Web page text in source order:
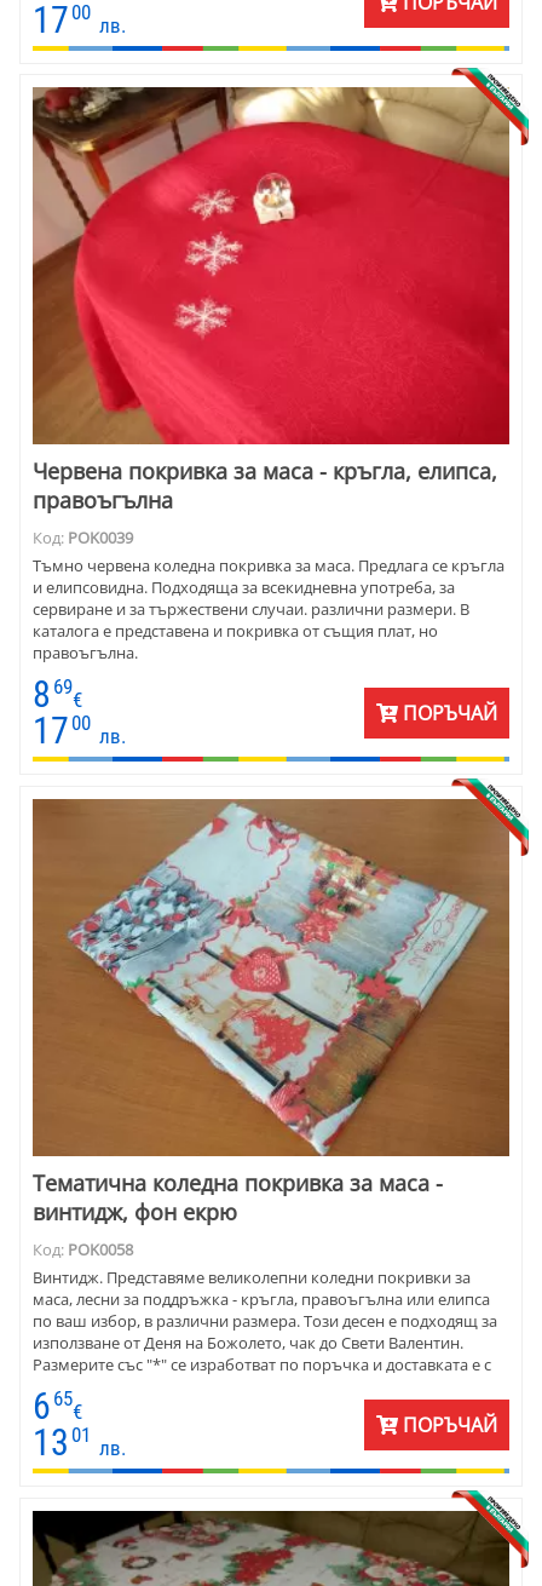
17 00
лв.
Червена покривка за маса - кръгла, елипса,
правоъгълна
Код: POK0039
Тъмно червена коледна покривка за маса. Предлага се кръгла
и елипсовидна. Подходяща за всекидневна употреба, за
сервиране и за тържествени случаи. различни размери. В
каталога е представена и покривка от същия плат, но
правоъгълна.
8 69
€
17 00
лв.
ПОРЪЧАЙ
Тематична коледна покривка за маса -
винтидж, фон екрю
Код: POK0058
Винтидж. Представяме великолепни коледни покривки за
маса, лесни за поддръжка - кръгла, правоъгълна или елипса
по ваш избор, в различни размера. Този десен е подходящ за
използване от Деня на Божолето, чак до Свети Валентин.
Размерите със "*" се изработват по поръчка и доставката е с
по-дълъг срок.
6 65
€
13 01
лв.
ПОРЪЧАЙ